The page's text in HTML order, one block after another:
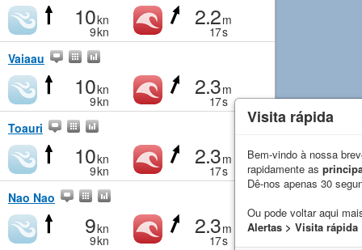
10kn
9kn
2.2m
17s
Vaiaau
10kn
9kn
2.3m
17s
Toauri
10kn
9kn
2.3m
17s
Nao Nao
9kn
9kn
2.3m
17s
Visita rápida
Bem-vindo à nossa
rapidamente as
Dê-nos apenas 30
Ou pode voltar aqui
Alertas > Visita rápida